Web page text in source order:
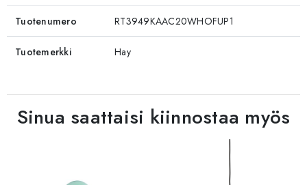
Tuotenumero RT3949KAAC20WHOFUP1
Tuotemerkki Hay
Sinua saattaisi kiinnostaa myös